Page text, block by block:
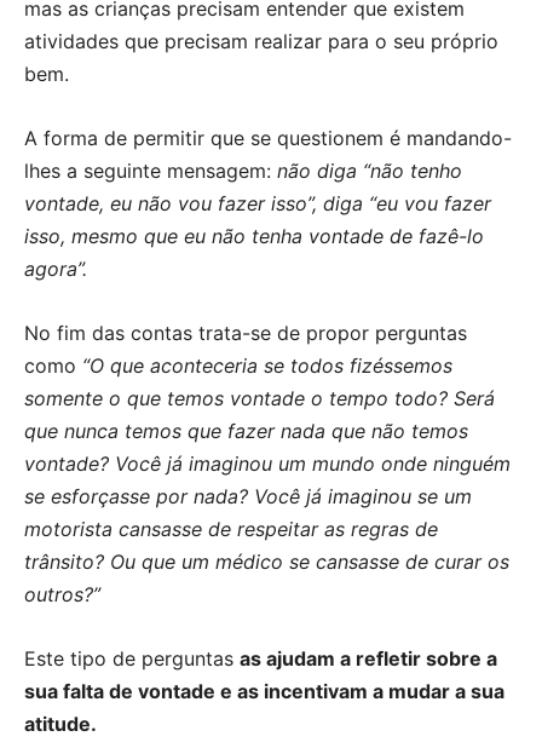
mas as crianças precisam entender que existem
atividades que precisam realizar para o seu próprio
bem.
A forma de permitir que se questionem é mandando-
lhes a seguinte mensagem: não diga “não tenho
vontade, eu não vou fazer isso”, diga “eu vou fazer
isso, mesmo que eu não tenha vontade de fazê-lo
agora”.
No fim das contas trata-se de propor perguntas
como “O que aconteceria se todos fizéssemos
somente o que temos vontade o tempo todo? Será
que nunca temos que fazer nada que não temos
vontade? Você já imaginou um mundo onde ninguém
se esforçasse por nada? Você já imaginou se um
motorista cansasse de respeitar as regras de
trânsito? Ou que um médico se cansasse de curar os
outros?”
Este tipo de perguntas as ajudam a refletir sobre a
sua falta de vontade e as incentivam a mudar a sua
atitude.